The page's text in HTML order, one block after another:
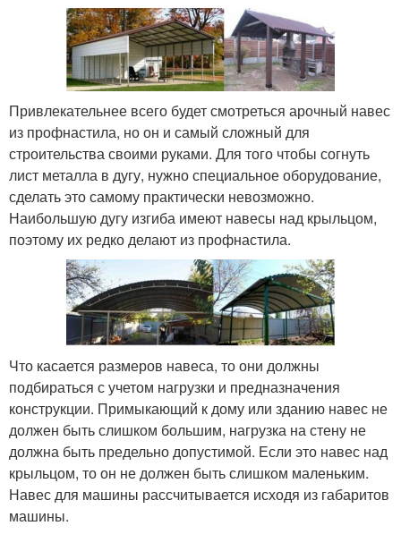
Привлекательнее всего будет смотреться арочный навес
из профнастила, но он и самый сложный для
строительства своими руками. Для того чтобы согнуть
лист металла в дугу, нужно специальное оборудование,
сделать это самому практически невозможно.
Наибольшую дугу изгиба имеют навесы над крыльцом,
поэтому их редко делают из профнастила.
Что касается размеров навеса, то они должны
подбираться с учетом нагрузки и предназначения
конструкции. Примыкающий к дому или зданию навес не
должен быть слишком большим, нагрузка на стену не
должна быть предельно допустимой. Если это навес над
крыльцом, то он не должен быть слишком маленьким.
Навес для машины рассчитывается исходя из габаритов
машины.